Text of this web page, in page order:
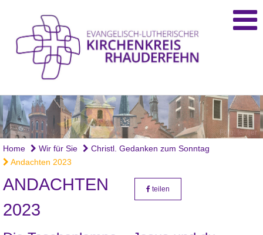
Foto: fentjer
Home Wir für Sie
Christl. Gedanken zum Sonntag
Andachten 2023
ANDACHTEN
2023
teilen